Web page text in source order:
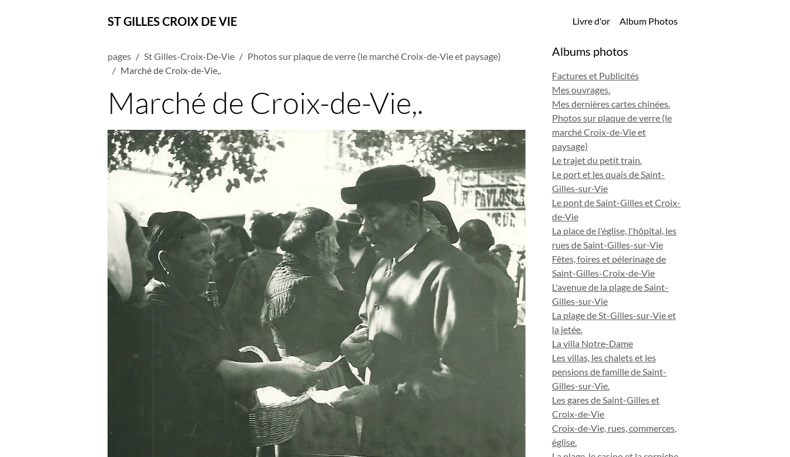
ST GILLES CROIX DE VIE Livre d'or Album Photos
pages St Gilles-Croix-De-Vie
Photos sur plaque de verre (le marché Croix-de-Vie et paysage)
Marché de Croix-de-Vie,.
Marché de Croix-de-Vie,.
Albums photos
Factures et Publicités
Mes ouvrages.
Mes dernières cartes chinées.
Photos sur plaque de verre (le
marché Croix-de-Vie et
paysage)
Le trajet du petit train.
Le port et les quais de Saint-
Gilles-sur-Vie
Le pont de Saint-Gilles et Croix-
de-Vie
La place de l'église, l'hôpital, les
rues de Saint-Gilles-sur-Vie
Fêtes, foires et pélerinage de
Saint-Gilles-Croix-de-Vie
L'avenue de la plage de Saint-
Gilles-sur-Vie
La plage de St-Gilles-sur-Vie et
la jetée.
La villa Notre-Dame
Les villas, les chalets et les
pensions de famille de Saint-
Gilles-sur-Vie.
Les gares de Saint-Gilles et
Croix-de-Vie
Croix-de-Vie, rues, commerces,
église.